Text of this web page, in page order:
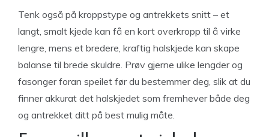
Tenk også på kroppstype og antrekkets snitt – et
langt, smalt kjede kan få en kort overkropp til å virke
lengre, mens et bredere, kraftig halskjede kan skape
balanse til brede skuldre. Prøv gjerne ulike lengder og
fasonger foran speilet før du bestemmer deg, slik at du
finner akkurat det halskjedet som fremhever både deg
og antrekket ditt på best mulig måte.